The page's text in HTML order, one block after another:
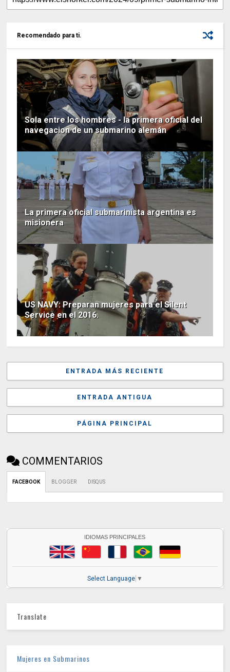
Recomendado para ti.
Sola entre los hombres - la primera oficial del
navegacion de un submarino alemán
La primera oficial submarinista argentina es
misionera
US NAVY: Preparan mujeres para el Silent
Service en el 2016.
ENTRADA MÁS RECIENTE
ENTRADA ANTIGUA
PÁGINA PRINCIPAL
COMMENTARIOS
FACEBOOK BLOGGER DISQUS
IDIOMAS PRINCIPALES
Select Language ▼
Translate
Mujeres en Submarinos